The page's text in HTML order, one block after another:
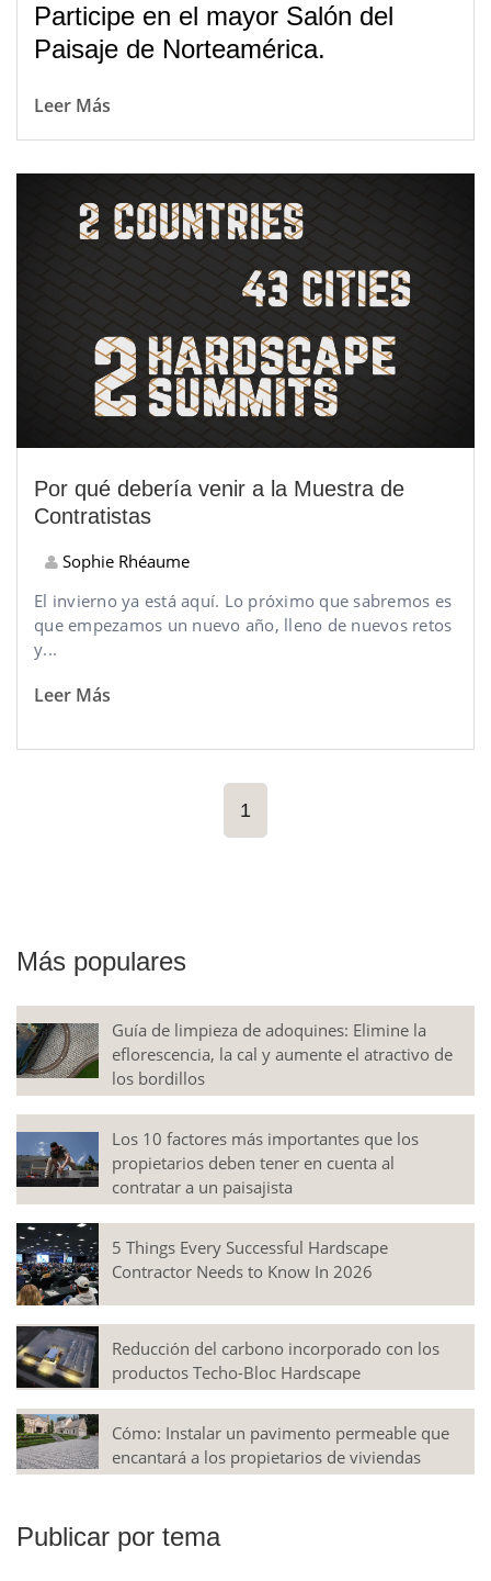
Participe en el mayor Salón del
Paisaje de Norteamérica.
Leer Más
Por qué debería venir a la Muestra de
Contratistas
Sophie Rhéaume
El invierno ya está aquí. Lo próximo que sabremos es
que empezamos un nuevo año, lleno de nuevos retos
y...
Leer Más
1
Más populares
Guía de limpieza de adoquines: Elimine la
eflorescencia, la cal y aumente el atractivo de
los bordillos
Los 10 factores más importantes que los
propietarios deben tener en cuenta al
contratar a un paisajista
5 Things Every Successful Hardscape
Contractor Needs to Know In 2026
Reducción del carbono incorporado con los
productos Techo-Bloc Hardscape
Cómo: Instalar un pavimento permeable que
encantará a los propietarios de viviendas
Publicar por tema